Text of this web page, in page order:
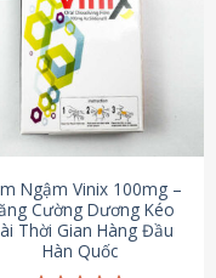
Ngậm Vinix 100mg –
Cường Dương Kéo
Thời Gian Hàng Đầu
Hàn Quốc